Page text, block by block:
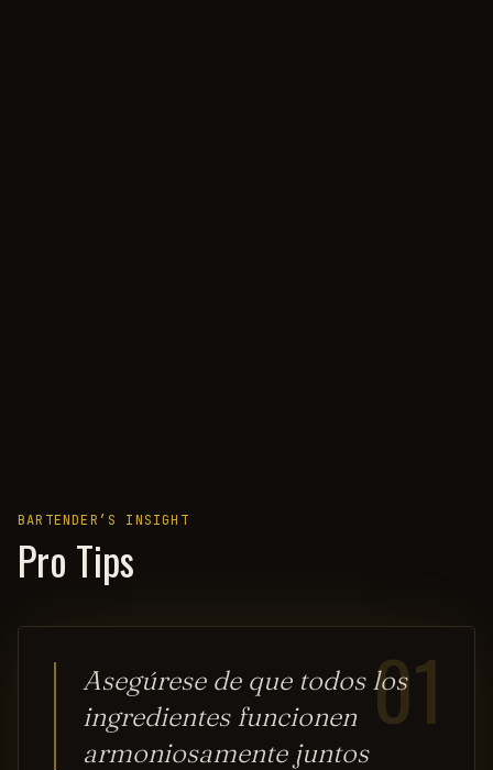
BARTENDER’S INSIGHT
Pro Tips
01
Asegúrese de que todos los
ingredientes funcionen
armoniosamente juntos